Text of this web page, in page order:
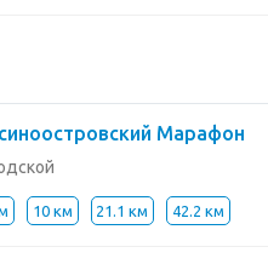
Марафон
10 км 21.1 км 42.2 км